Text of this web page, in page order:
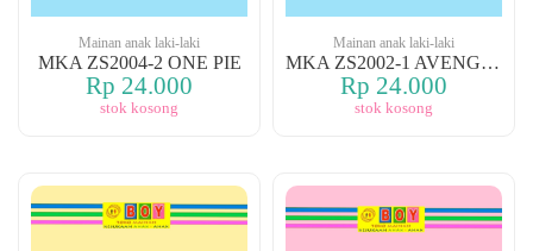
Mainan anak laki-laki
MKA ZS2004-2 ONE PIE
Rp 24.000
stok kosong
Mainan anak laki-laki
MKA ZS2002-1 AVENGERS
Rp 24.000
stok kosong